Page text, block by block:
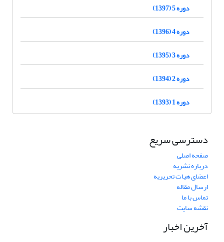
دوره 5 (1397)
دوره 4 (1396)
دوره 3 (1395)
دوره 2 (1394)
دوره 1 (1393)
دسترسی سریع
صفحه اصلی
درباره نشریه
اعضای هیات تحریریه
ارسال مقاله
تماس با ما
نقشه سایت
آخرین اخبار